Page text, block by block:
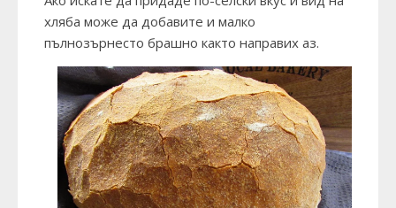
хляба може да добавите и малко
пълнозърнесто брашно както направих аз.